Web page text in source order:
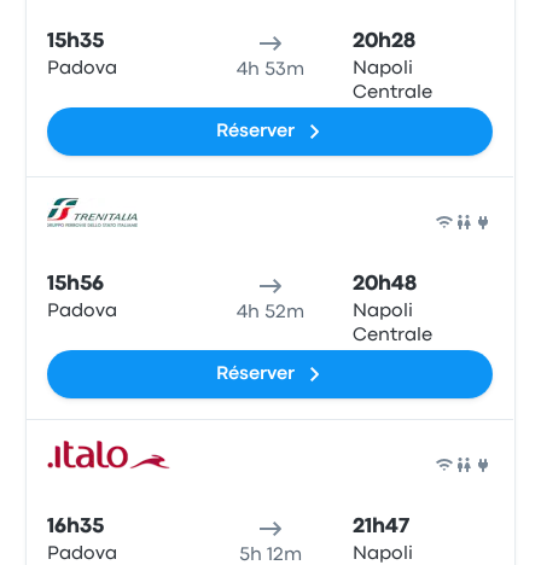
15h35
Padova 4h 53m
20h28
Napoli
Centrale
Réserver
15h56
Padova 4h 52m
20h48
Napoli
Centrale
Réserver
16h35
Padova 5h 12m
21h47
Napoli